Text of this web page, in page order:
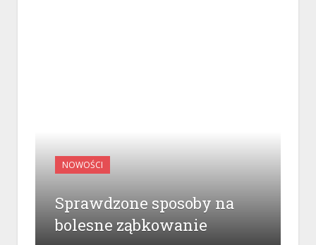
NOWOŚCI
Sprawdzone sposoby na
bolesne ząbkowanie